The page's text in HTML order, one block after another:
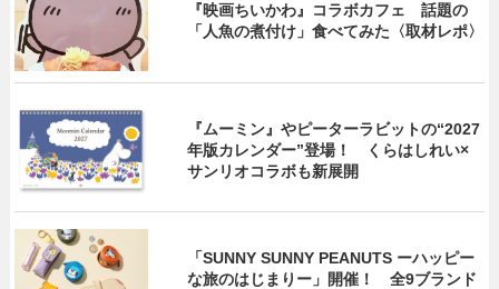
『映画ちいかわ』コラボカフェ 話題の
「人魚の煮付け」食べてみた〈取材レポ〉
『ムーミン』やピーターラビットの“2027
年版カレンダー”登場！ くらはしれい×
サンリオコラボも新展開
「SUNNY SUNNY PEANUTS ーハッピー
な旅のはじまりー」開催！ 全9ブランド